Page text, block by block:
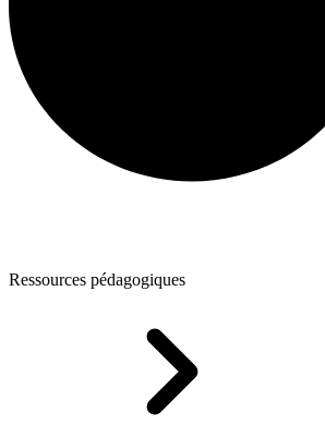
Ressources pédagogiques